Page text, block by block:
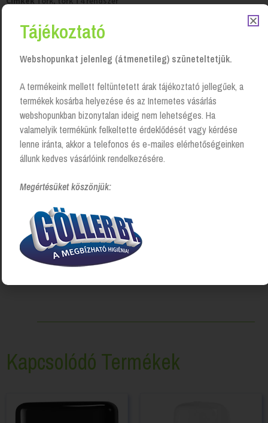
Tisztítószer-kiszállítás
50 000 Ft felett ingyenes kiszállítás!
Kapcsolódó Termékek
Tájékoztató
Webshopunkat jelenleg (átmenetileg) szüneteltetjük.
A termékeink mellett feltüntetett árak tájékoztató jellegűek, a
termékek kosárba helyezése és az Internetes vásárlás
webshopunkban bizonytalan ideig nem lehetséges. Ha
valamelyik termékünk felkeltette érdeklődését vagy kérdése
lenne iránta, akkor a telefonos és e-mailes elérhetőségeinken
állunk kedves vásárlóink rendelkezésére.
Megértésüket köszönjük: